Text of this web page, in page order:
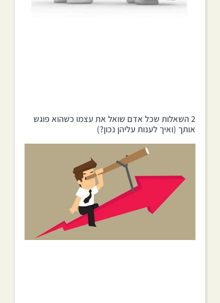
2 השאלות שכל אדם שואל את עצמו כשהוא פוגש
אותך (ואיך לענות עליהן נכון?)